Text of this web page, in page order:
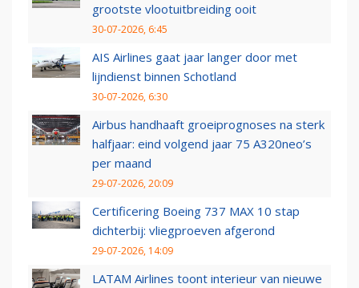
grootste vlootuitbreiding ooit
30-07-2026, 6:45
AIS Airlines gaat jaar langer door met
lijndienst binnen Schotland
30-07-2026, 6:30
Airbus handhaaft groeiprognoses na sterk
halfjaar: eind volgend jaar 75 A320neo’s
per maand
29-07-2026, 20:09
Certificering Boeing 737 MAX 10 stap
dichterbij: vliegproeven afgerond
29-07-2026, 14:09
LATAM Airlines toont interieur van nieuwe